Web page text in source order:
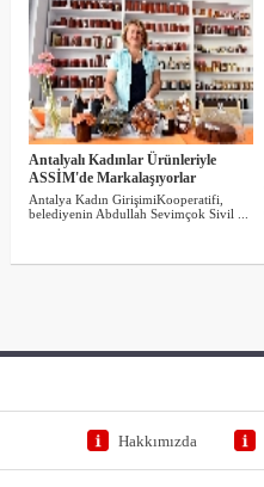
Antalyalı Kadınlar Ürünleriyle
ASSİM'de Markalaşıyorlar
Antalya Kadın GirişimiKooperatifi,
belediyenin Abdullah Sevimçok Sivil ...
Hakkımızda